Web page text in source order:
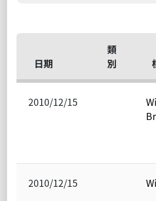
日期
類
別
2010/12/15
2010/12/15